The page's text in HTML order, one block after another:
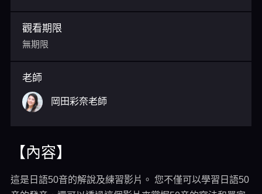
觀看期限
無期限
老師
岡田彩奈老師
【內容】
這是日語50音的解說及練習影片。 您不僅可以學習日語50